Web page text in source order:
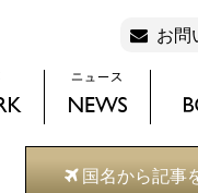
お問
国名から記事